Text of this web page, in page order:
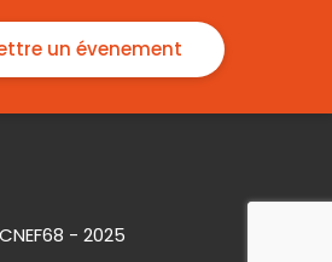
un évenement
CNEF68 - 2025